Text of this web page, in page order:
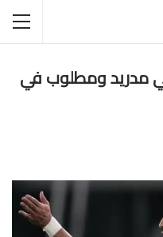
ومطلوب في